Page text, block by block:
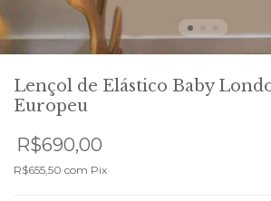
Lençol de Elástico Baby
Europeu
R$690,00
R$655,50 com Pix